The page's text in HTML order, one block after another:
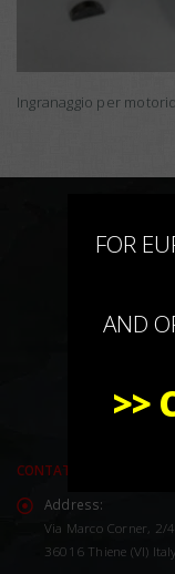
Ingranaggio per
CONTATTACI
Address:
Via Marco Corner, 2/4
36016 Thiene (VI) Italy
FOR
AND
>>